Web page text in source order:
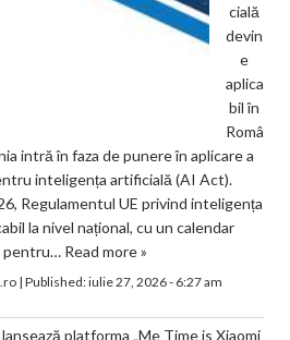
cială
devin
e
aplica
bil în
Româ
intră în faza de punere în aplicare a
inteligența artificială (AI Act).
Regulamentul UE privind inteligența
la nivel național, cu un calendar
pentru… Read more »
| Published:iulie 27, 2026 - 6:27 am
platforma „Me Time is Xiaomi